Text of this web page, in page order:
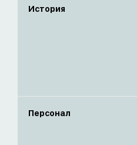
История
Персонал